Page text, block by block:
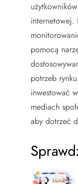
internetowej.
pomocą
potrzeb
inwestować
mediach
aby dotrzeć